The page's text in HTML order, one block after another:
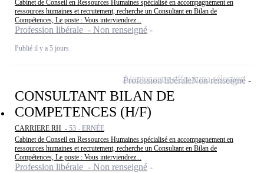
Cabinet de Conseil en Ressources Humaines spécialisé en accompagnement en
ressources humaines et recrutement, recherche un Consultant en Bilan de
Compétences, Le poste : Vous interviendrez...
Profession libérale - Non renseigné
Publié il y a 5 jours
CONSULTANT BILAN DE
COMPETENCES (H/F)
CARRIERE RH - 53 - ERNÉE
Cabinet de Conseil en Ressources Humaines spécialisé en accompagnement en
ressources humaines et recrutement, recherche un Consultant en Bilan de
Compétences, Le poste : Vous interviendrez...
Profession libérale - Non renseigné
Profession libéraleNon renseigné
Ajouter cette offre à ma sélection